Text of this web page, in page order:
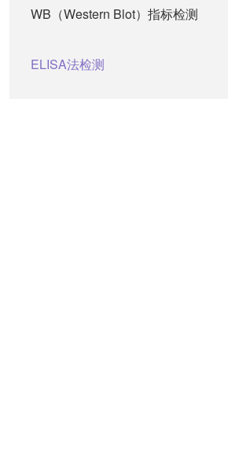
WB（Western Blot）指标检测
ELISA法检测